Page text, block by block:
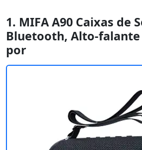
1. MIFA A90 Caixas de
Bluetooth, Alto-
por